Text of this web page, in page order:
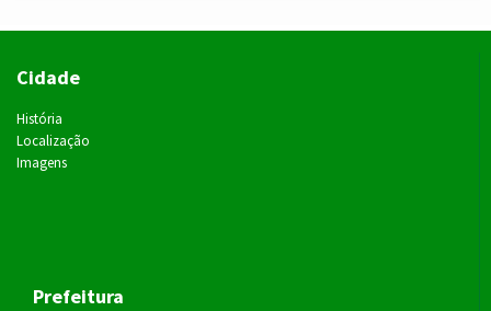
Cidade
História
Localização
Imagens
Prefeitura